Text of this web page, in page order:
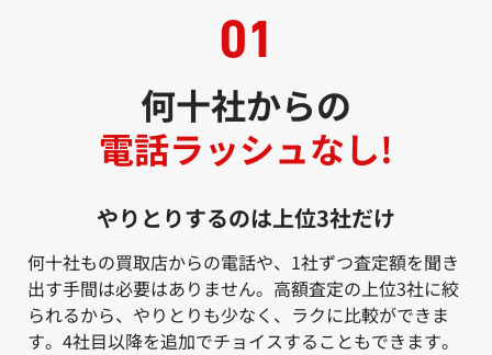
何十社からの
電話ラッシュなし!
やりとりするのは上位3社だけ
何十社もの買取店からの電話や、1社ずつ査定額を聞き
出す手間は必要はありません。高額査定の上位3社に絞
られるから、やりとりも少なく、ラクに比較ができま
す。4社目以降を追加でチョイスすることもできます。